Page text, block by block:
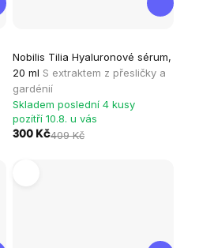
Nobilis Tilia Hyaluronové sérum,
20 ml S extraktem z přesličky a
gardénií
Skladem poslední 4 kusy
pozítří 10.8. u vás
300 Kč409 Kč